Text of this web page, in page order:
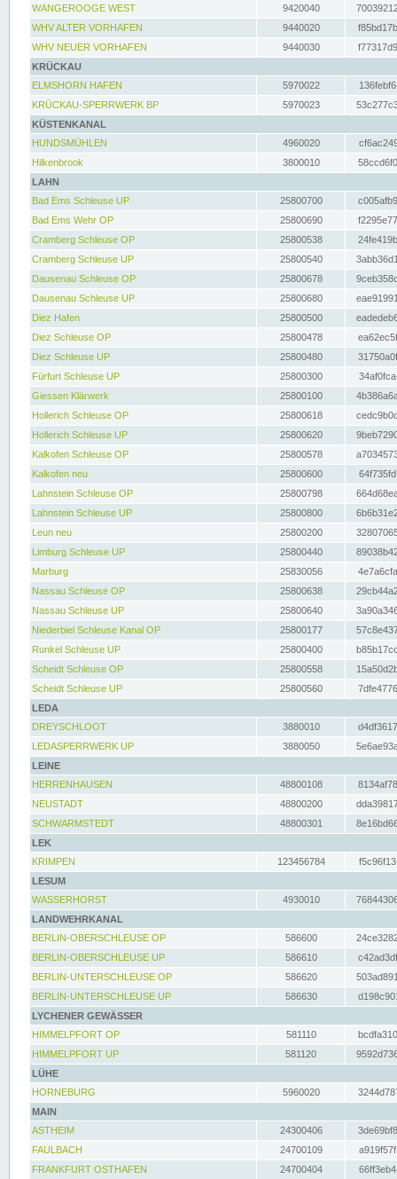
WANGEROOGE WEST
9420040
WHV ALTER VORHAFEN
9440020
WHV NEUER VORHAFEN
9440030
KRÜCKAU
ELMSHORN HAFEN
5970022
KRÜCKAU-SPERRWERK BP
5970023
KÜSTENKANAL
HUNDSMÜHLEN
4960020
Hilkenbrook
3800010
LAHN
Bad Ems Schleuse UP
25800700
Bad Ems Wehr OP
25800690
Cramberg Schleuse OP
25800538
Cramberg Schleuse UP
25800540
Dausenau Schleuse OP
25800678
Dausenau Schleuse UP
25800680
Diez Hafen
25800500
Diez Schleuse OP
25800478
Diez Schleuse UP
25800480
Fürfurt Schleuse UP
25800300
Giessen Klärwerk
25800100
Hollerich Schleuse OP
25800618
Hollerich Schleuse UP
25800620
Kalkofen Schleuse OP
25800578
Kalkofen neu
25800600
Lahnstein Schleuse OP
25800798
Lahnstein Schleuse UP
25800800
Leun neu
25800200
Limburg Schleuse UP
25800440
Marburg
25830056
Nassau Schleuse OP
25800638
Nassau Schleuse UP
25800640
Niederbiel Schleuse Kanal OP
25800177
Runkel Schleuse UP
25800400
Scheidt Schleuse OP
25800558
Scheidt Schleuse UP
25800560
LEDA
DREYSCHLOOT
3880010
LEDASPERRWERK UP
3880050
LEINE
HERRENHAUSEN
48800108
NEUSTADT
48800200
SCHWARMSTEDT
48800301
LEK
KRIMPEN
123456784
LESUM
WASSERHORST
4930010
LANDWEHRKANAL
BERLIN-OBERSCHLEUSE OP
586600
BERLIN-OBERSCHLEUSE UP
586610
BERLIN-UNTERSCHLEUSE OP
586620
BERLIN-UNTERSCHLEUSE UP
586630
LYCHENER GEWÄSSER
HIMMELPFORT OP
581110
HIMMELPFORT UP
581120
LÜHE
HORNEBURG
5960020
MAIN
ASTHEIM
24300406
FAULBACH
24700109
FRANKFURT OSTHAFEN
24700404